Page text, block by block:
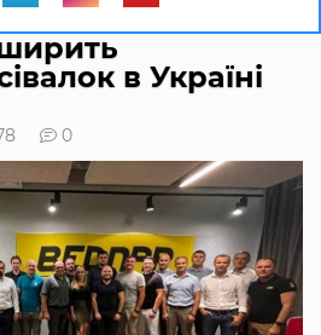
в Україні
0